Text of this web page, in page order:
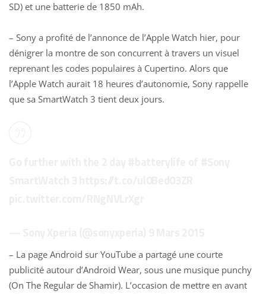
SD) et une batterie de 1850 mAh.
– Sony a profité de l’annonce de l’Apple Watch hier, pour
dénigrer la montre de son concurrent à travers un visuel
reprenant les codes populaires à Cupertino. Alors que
l’Apple Watch aurait 18 heures d’autonomie, Sony rappelle
que sa SmartWatch 3 tient deux jours.
– La page Android sur YouTube a partagé une courte
publicité autour d’Android Wear, sous une musique punchy
(On The Regular de Shamir). L’occasion de mettre en avant